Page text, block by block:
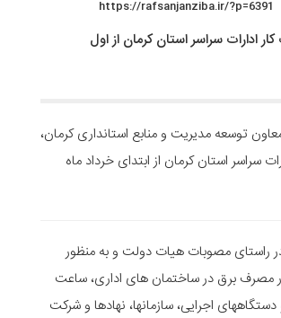
https://rafsanjanziba.ir/?p=6391
ادارات سراسر استان کرمان از اول
توسعه مدیریت و منابع استانداری کرمان،
سراسر استان کرمان از ابتدای خرداد ماه
راستای مصوبات هیات دولت و به منظور
مصرف برق در ساختمان های اداری، ساعت
دستگاههای اجرایی، سازمانها، نهادها و شرکت